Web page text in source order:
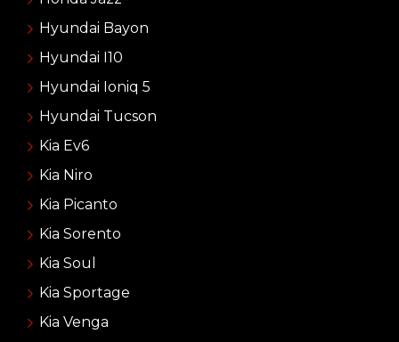
Hyundai Bayon
Hyundai I10
Hyundai Ioniq 5
Hyundai Tucson
Kia Ev6
Kia Niro
Kia Picanto
Kia Sorento
Kia Soul
Kia Sportage
Kia Venga